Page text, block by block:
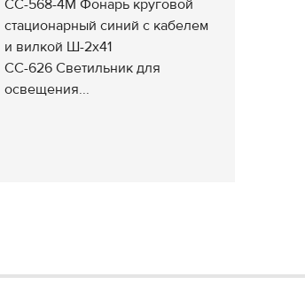
СС-568-4М Фонарь круговой
стационарный синий с кабелем
и вилкой Ш-2х41
СС-626 Светильник для
освещения...